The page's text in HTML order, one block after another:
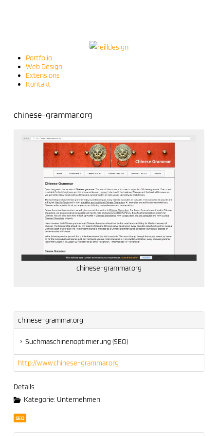
Portfolio
Web Design
Extensions
Kontakt
chinese-grammar.org
chinese-grammar.org
chinese-grammar.org
Suchmaschinenoptimierung (SEO)
http://www.chinese-grammar.org
Details
Kategorie: Unternehmen
SEO